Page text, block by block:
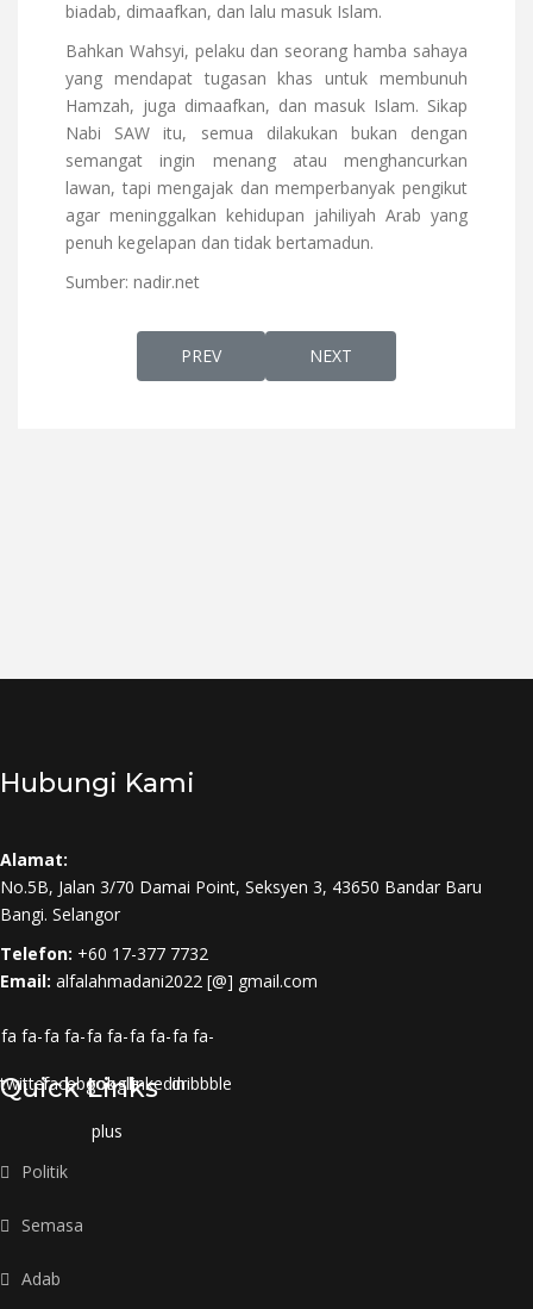
biadab, dimaafkan, dan lalu masuk Islam.
Bahkan Wahsyi, pelaku dan seorang hamba sahaya
yang mendapat tugasan khas untuk membunuh
Hamzah, juga dimaafkan, dan masuk Islam. Sikap
Nabi SAW itu, semua dilakukan bukan dengan
semangat ingin menang atau menghancurkan
lawan, tapi mengajak dan memperbanyak pengikut
agar meninggalkan kehidupan jahiliyah Arab yang
penuh kegelapan dan tidak bertamadun.
Sumber: nadir.net
PREVIOUS ARTICLE: MENGINTAI AIB ORANG
PREV NEXT ARTICLE: ZINA
NEXT
Hubungi Kami
Alamat:
No.5B, Jalan 3/70 Damai Point, Seksyen 3, 43650 Bandar Baru
Bangi. Selangor
Telefon: +60 17-377 7732
Email: alfalahmadani2022 [@] gmail.com
fa fa-
twitter
fa fa-
facebook
fa fa-
google-
plus
fa fa-
linkedin
fa fa-
dribbble
Quick Links
Politik
Semasa
Adab